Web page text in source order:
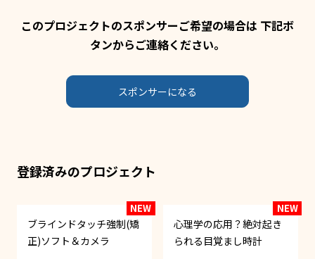
このプロジェクトのスポンサーご希望の場合は 下記ボ
タンからご連絡ください。
スポンサーになる
登録済みのプロジェクト
ブラインドタッチ強制(矯
正)ソフト＆カメラ
心理学の応用？絶対起き
られる目覚まし時計